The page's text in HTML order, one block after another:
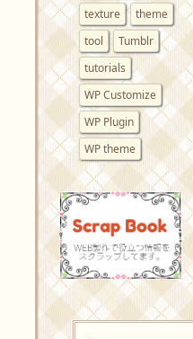
texture
theme
tool
Tumblr
tutorials
WP Customize
WP Plugin
WP theme